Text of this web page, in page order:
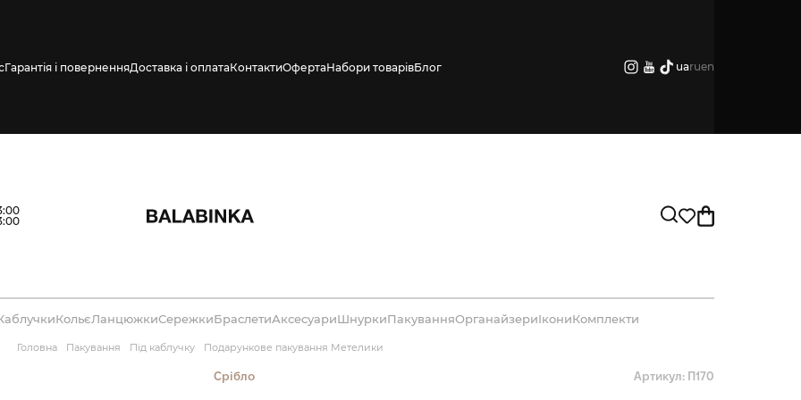
Гарантія і поверненняДоставка і оплатаКонтактиОфертаНабори товарівБлог uaruen
КольєЛанцюжкиСережкиБраслетиАксесуариШнуркиПакуванняОрганайзериІкониКомплекти
Головна Пакування Під каблучку Подaрункове пакування Метелики
Срібло Артикул: П170